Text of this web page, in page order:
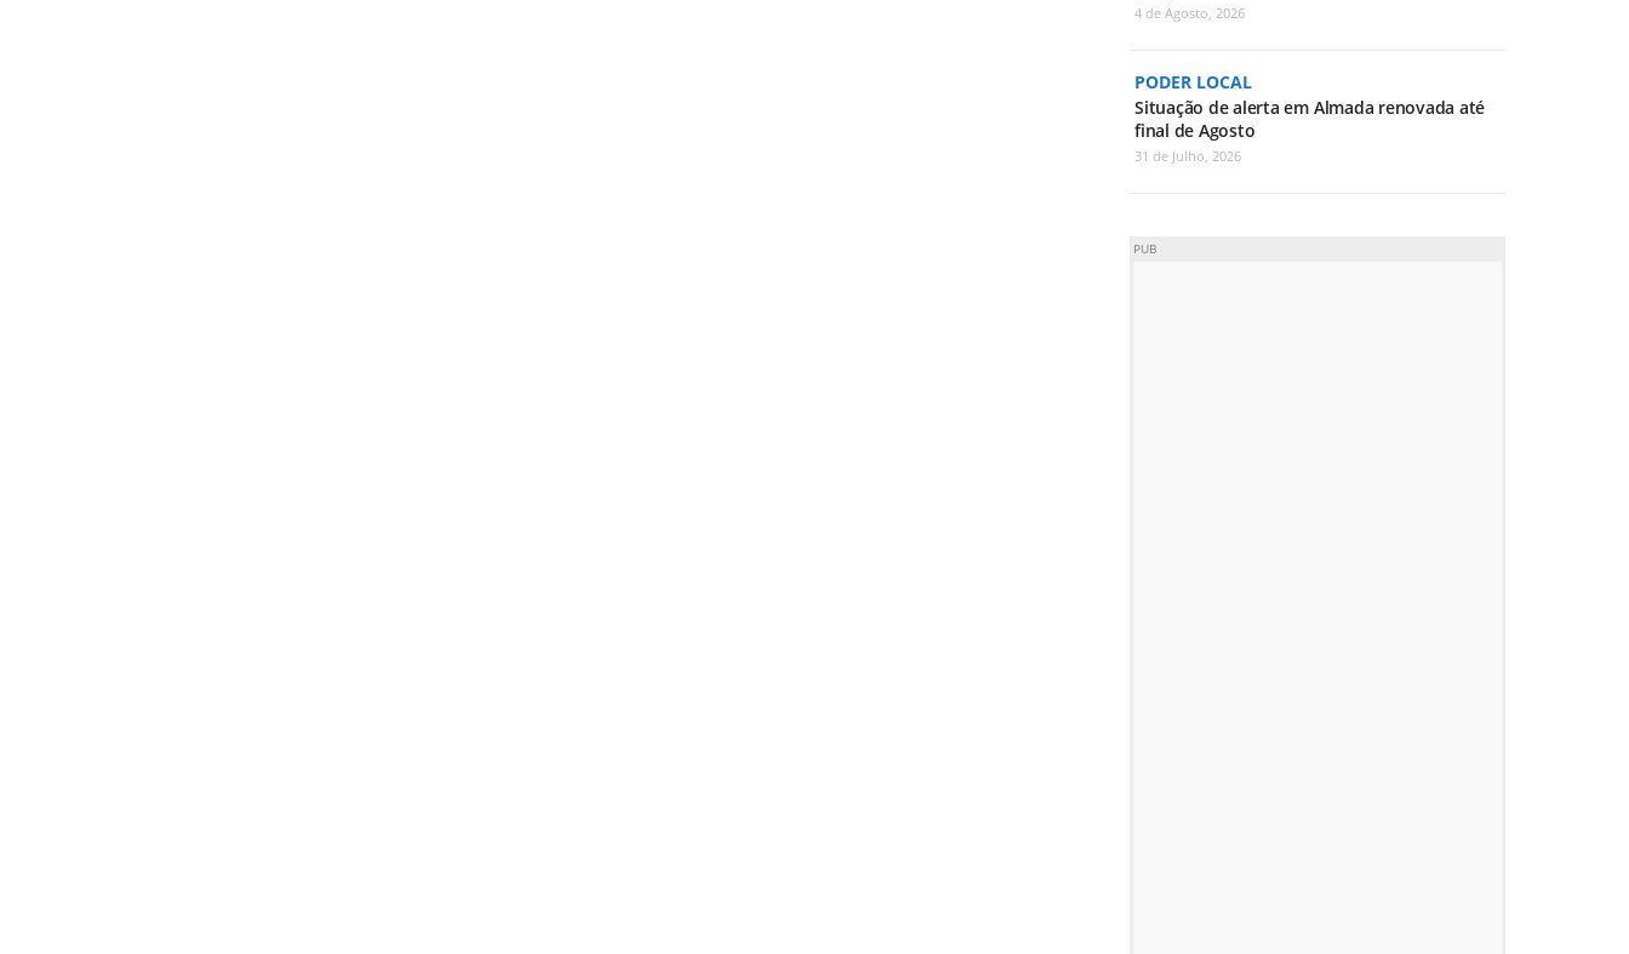
4 de Agosto, 2026
PODER LOCAL
Situação de alerta em Almada renovada até
final de Agosto
31 de Julho, 2026
PUB